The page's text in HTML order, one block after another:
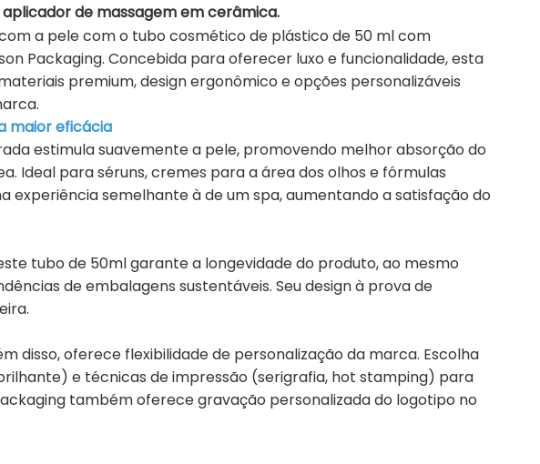
de massagem em cerâmica.
a pele com o tubo cosmético de plástico de 50 ml com
Packaging. Concebida para oferecer luxo e funcionalidade, esta
premium, design ergonômico e opções personalizáveis
maior eficácia
estimula suavemente a pele, promovendo melhor absorção do
Ideal para séruns, cremes para a área dos olhos e fórmulas
semelhante à de um spa, aumentando a satisfação do
tubo de 50ml garante a longevidade do produto, ao mesmo
de embalagens sustentáveis. Seu design à prova de
disso, oferece flexibilidade de personalização da marca. Escolha
e técnicas de impressão (serigrafia, hot stamping) para
também oferece gravação personalizada do logotipo no